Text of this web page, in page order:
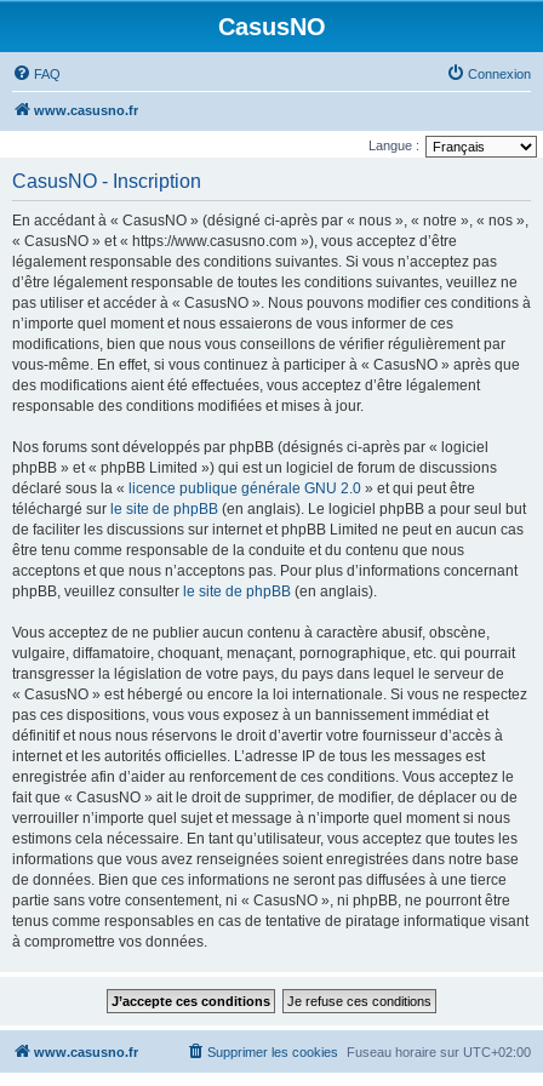
CasusNO
FAQ Connexion
www.casusno.fr
Langue :
CasusNO - Inscription
En accédant à « CasusNO » (désigné ci-après par « nous », « notre », « nos »,
« CasusNO » et « https://www.casusno.com »), vous acceptez d’être
légalement responsable des conditions suivantes. Si vous n’acceptez pas
d’être légalement responsable de toutes les conditions suivantes, veuillez ne
pas utiliser et accéder à « CasusNO ». Nous pouvons modifier ces conditions à
n’importe quel moment et nous essaierons de vous informer de ces
modifications, bien que nous vous conseillons de vérifier régulièrement par
vous-même. En effet, si vous continuez à participer à « CasusNO » après que
des modifications aient été effectuées, vous acceptez d’être légalement
responsable des conditions modifiées et mises à jour.
Nos forums sont développés par phpBB (désignés ci-après par « logiciel
phpBB » et « phpBB Limited ») qui est un logiciel de forum de discussions
déclaré sous la « licence publique générale GNU 2.0 » et qui peut être
téléchargé sur le site de phpBB (en anglais). Le logiciel phpBB a pour seul but
de faciliter les discussions sur internet et phpBB Limited ne peut en aucun cas
être tenu comme responsable de la conduite et du contenu que nous
acceptons et que nous n’acceptons pas. Pour plus d’informations concernant
phpBB, veuillez consulter le site de phpBB (en anglais).
Vous acceptez de ne publier aucun contenu à caractère abusif, obscène,
vulgaire, diffamatoire, choquant, menaçant, pornographique, etc. qui pourrait
transgresser la législation de votre pays, du pays dans lequel le serveur de
« CasusNO » est hébergé ou encore la loi internationale. Si vous ne respectez
pas ces dispositions, vous vous exposez à un bannissement immédiat et
définitif et nous nous réservons le droit d’avertir votre fournisseur d’accès à
internet et les autorités officielles. L’adresse IP de tous les messages est
enregistrée afin d’aider au renforcement de ces conditions. Vous acceptez le
fait que « CasusNO » ait le droit de supprimer, de modifier, de déplacer ou de
verrouiller n’importe quel sujet et message à n’importe quel moment si nous
estimons cela nécessaire. En tant qu’utilisateur, vous acceptez que toutes les
informations que vous avez renseignées soient enregistrées dans notre base
de données. Bien que ces informations ne seront pas diffusées à une tierce
partie sans votre consentement, ni « CasusNO », ni phpBB, ne pourront être
tenus comme responsables en cas de tentative de piratage informatique visant
à compromettre vos données.
www.casusno.fr Fuseau horaire sur UTC+02:00
Supprimer les cookies